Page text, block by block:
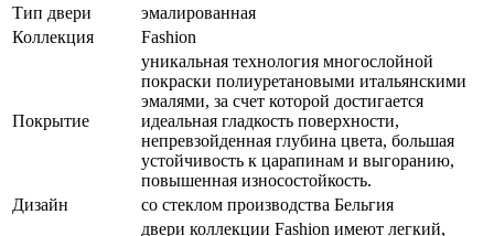
Тип двери
эмалированная
Коллекция
Fashion
Покрытие
уникальная технология многослойной
покраски полиуретановыми итальянскими
эмалями, за счет которой достигается
идеальная гладкость поверхности,
непревзойденная глубина цвета, большая
устойчивость к царапинам и выгоранию,
повышенная износостойкость.
Дизайн
со стеклом производства Бельгия
двери коллекции Fashion имеют легкий,